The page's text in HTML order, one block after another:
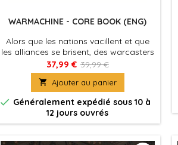
WARMACHINE - CORE BOOK (ENG)
Alors que les nations vacillent et que
les alliances se brisent, des warcasters
implacables et des warlocks
indomptables mènent de puissantes
machines de guerre et des créatures
sauvages au combat, forgeant le
destin d’Immoren dans les flammes de
la guerre.
37,99 € 39,99 €
 Ajouter au panier
 Généralement expédié sous 10 à
12 jours ouvrés